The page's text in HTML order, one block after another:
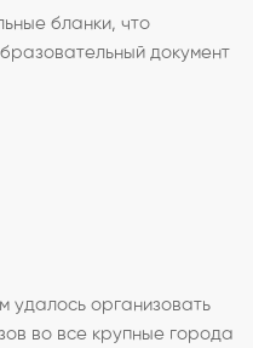
бланки, что
документ
удалось организовать
во все крупные города